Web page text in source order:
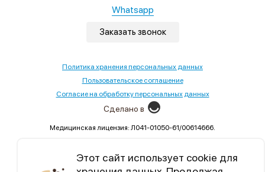
Whatsapp
Заказать звонок
Политика хранения персональных данных
Пользовательское соглашение
Согласие на обработку персональных данных
Сделано в
Медицинская лицензия: Л041-01050-61/00614666.
области,02.09.2022
Этот сайт использует cookie для